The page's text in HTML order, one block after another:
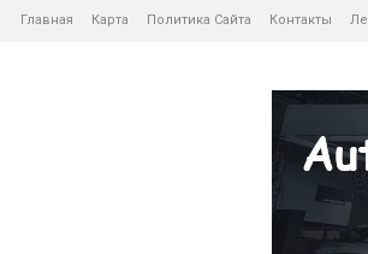
Главная Карта Политика Сайта Контакты